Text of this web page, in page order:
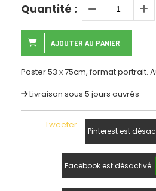
Quantité :
AJOUTER AU PANIER
Poster 53 x 75cm, format portrait.
Livraison sous 5 jours ouvrés
Tweeter
Pinterest est
Facebook est désactivé.